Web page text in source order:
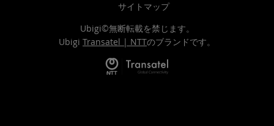
サイトマップ
Ubigi©無断転載を禁じます。
Ubigi Transatel | NTTのブランドです。